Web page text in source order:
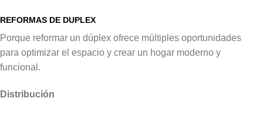
REFORMAS DE DUPLEX
Porque reformar un dúplex ofrece múltiples oportunidades
para optimizar el espacio y crear un hogar moderno y
funcional.
Distribución